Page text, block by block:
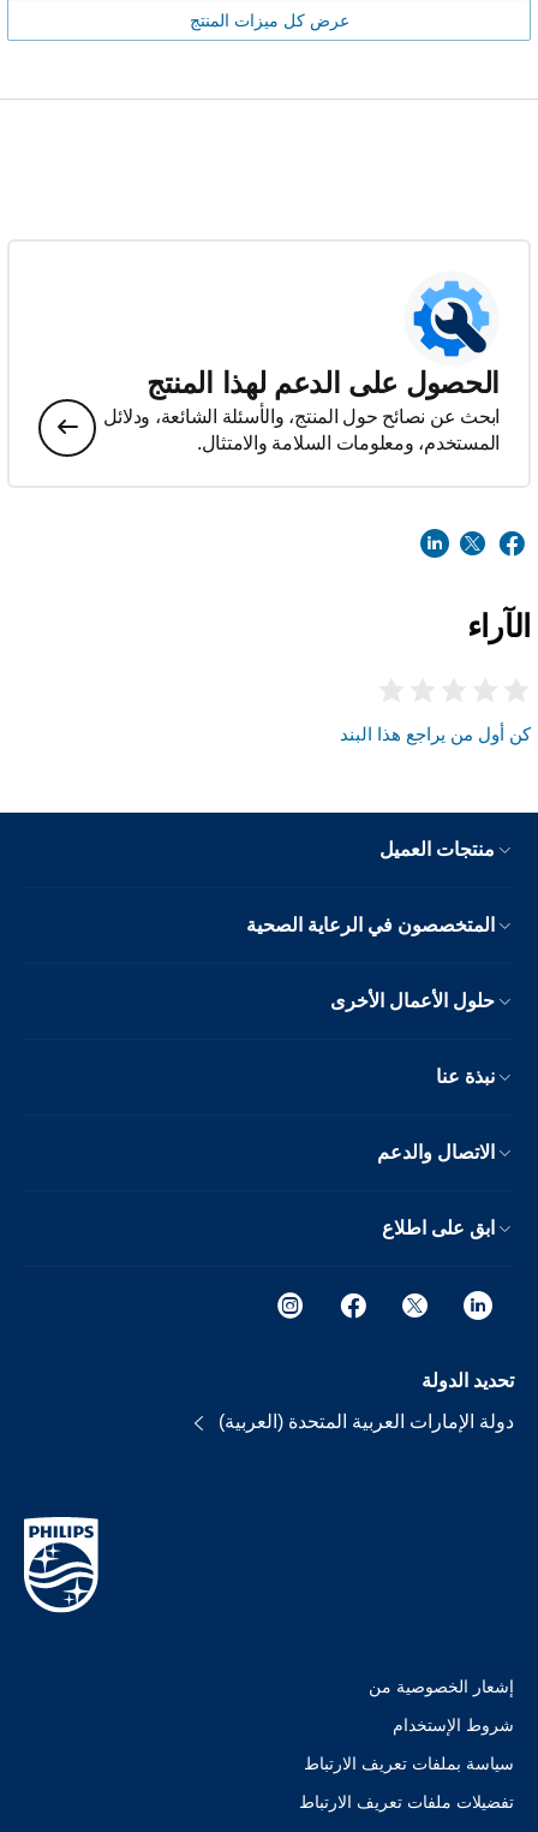
عرض كل ميزات المنتج
الحصول على الدعم لهذا المنتج
ابحث عن نصائح حول المنتج، والأسئلة الشائعة، ودلائل
المستخدم، ومعلومات السلامة والامتثال.
الآراء
كن أول من يراجع هذا البند
منتجات العميل
المتخصصون في الرعاية الصحية
حلول الأعمال الأخرى
نبذة عنا
الاتصال والدعم
ابق على اطلاع
تحديد الدولة
دولة الإمارات العربية المتحدة (العربية)
إشعار الخصوصية من
شروط الإستخدام
سياسة بملفات تعريف الارتباط
تفضيلات ملفات تعريف الارتباط